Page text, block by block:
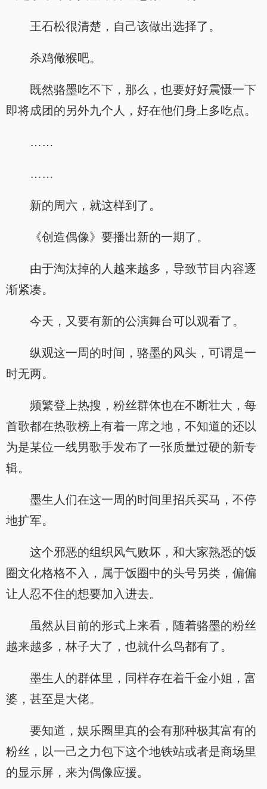
王石松很清楚，自己该做出选择了。
杀鸡儆猴吧。
既然骆墨吃不下，那么，也要好好震慑一下
即将成团的另外九个人，好在他们身上多吃点。
……
……
新的周六，就这样到了。
《创造偶像》要播出新的一期了。
由于淘汰掉的人越来越多，导致节目内容逐
渐紧凑。
今天，又要有新的公演舞台可以观看了。
纵观这一周的时间，骆墨的风头，可谓是一
时无两。
频繁登上热搜，粉丝群体也在不断壮大，每
首歌都在热歌榜上有着一席之地，不知道的还以
为是某位一线男歌手发布了一张质量过硬的新专
辑。
墨生人们在这一周的时间里招兵买马，不停
地扩军。
这个邪恶的组织风气败坏，和大家熟悉的饭
圈文化格格不入，属于饭圈中的头号另类，偏偏
让人忍不住的想要加入进去。
虽然从目前的形式上来看，随着骆墨的粉丝
越来越多，林子大了，也就什么鸟都有了。
墨生人的群体里，同样存在着千金小姐，富
婆，甚至是大佬。
要知道，娱乐圈里真的会有那种极其富有的
粉丝，以一己之力包下这个地铁站或者是商场里
的显示屏，来为偶像应援。